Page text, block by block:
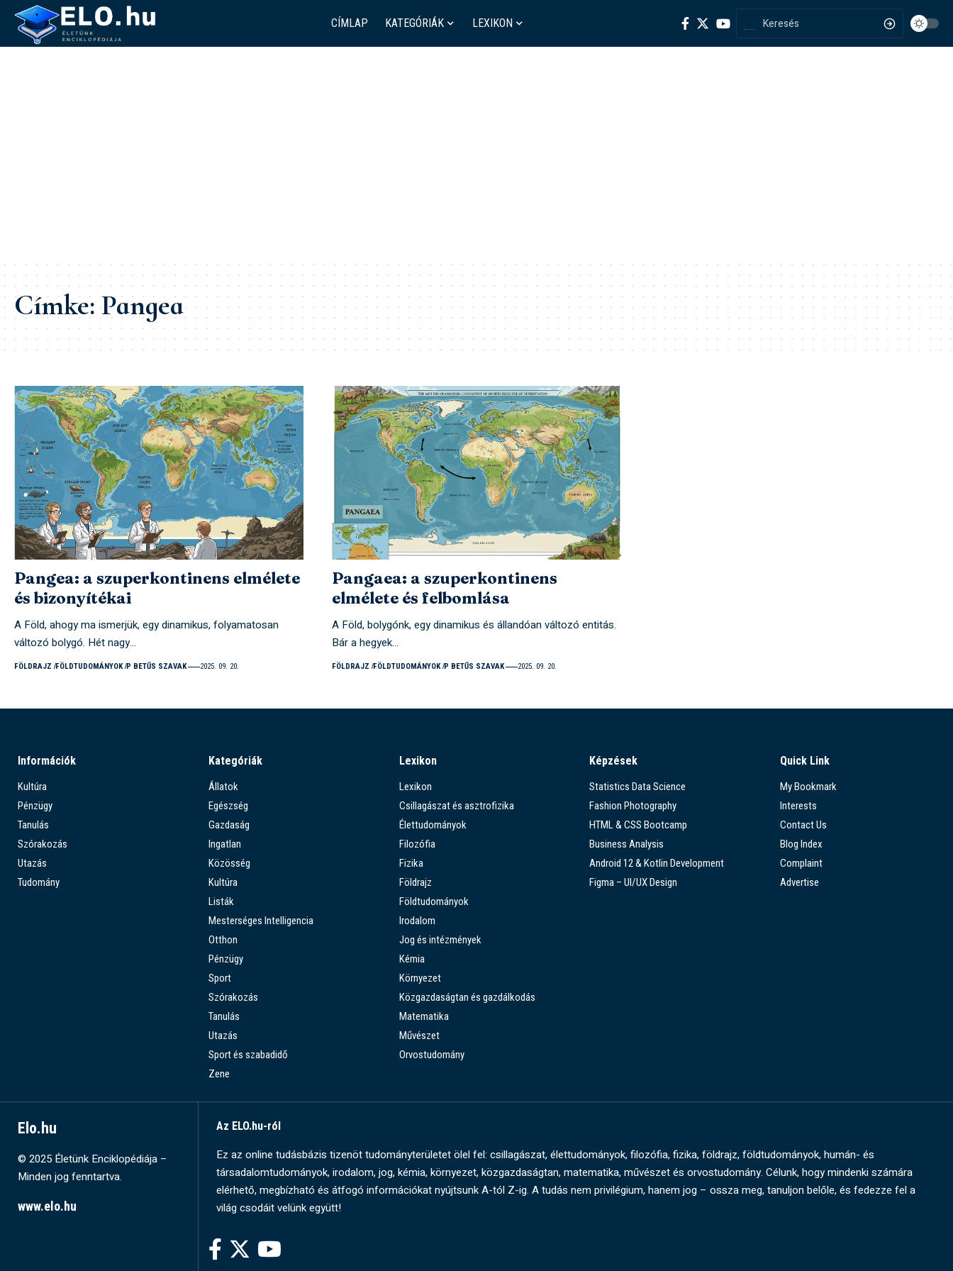
CÍMLAP KATEGÓRIÁK LEXIKON
Címke:Pangea
Pangea: a szuperkontinens elmélete
és bizonyítékai
A Föld, ahogy ma ismerjük, egy dinamikus, folyamatosan
változó bolygó. Hét nagy…
FÖLDRAJZ FÖLDTUDOMÁNYOK P BETŰS SZAVAK 2025. 09. 20.
Pangaea: a szuperkontinens
elmélete és felbomlása
A Föld, bolygónk, egy dinamikus és állandóan változó entitás.
Bár a hegyek…
FÖLDRAJZ FÖLDTUDOMÁNYOK P BETŰS SZAVAK 2025. 09. 20.
Információk
Kultúra
Pénzügy
Tanulás
Szórakozás
Utazás
Tudomány
Kategóriák
Állatok
Egészség
Gazdaság
Ingatlan
Közösség
Kultúra
Listák
Mesterséges Intelligencia
Otthon
Pénzügy
Sport
Szórakozás
Tanulás
Utazás
Sport és szabadidő
Zene
Lexikon
Lexikon
Csillagászat és asztrofizika
Élettudományok
Filozófia
Fizika
Földrajz
Földtudományok
Irodalom
Jog és intézmények
Kémia
Környezet
Közgazdaságtan és gazdálkodás
Matematika
Művészet
Orvostudomány
Képzések
Statistics Data Science
Fashion Photography
HTML & CSS Bootcamp
Business Analysis
Android 12 & Kotlin Development
Figma – UI/UX Design
Quick Link
My Bookmark
Interests
Contact Us
Blog Index
Complaint
Advertise
Elo.hu
© 2025 Életünk Enciklopédiája –
Minden jog fenntartva.
www.elo.hu
Az ELO.hu-ról
Ez az online tudásbázis tizenöt tudományterületet ölel fel: csillagászat, élettudományok, filozófia, fizika, földrajz, földtudományok, humán- és
társadalomtudományok, irodalom, jog, kémia, környezet, közgazdaságtan, matematika, művészet és orvostudomány. Célunk, hogy mindenki számára
elérhető, megbízható és átfogó információkat nyújtsunk A-tól Z-ig. A tudás nem privilégium, hanem jog – ossza meg, tanuljon belőle, és fedezze fel a
világ csodáit velünk együtt!